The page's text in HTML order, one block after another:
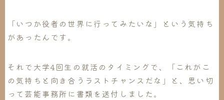
「いつか役者の世界に行ってみたいな」という気持ち
があったんです。
それで大学4回生の就活のタイミングで、「これがこ
の気持ちと向き合うラストチャンスだな 」と、思い切
って芸能事務所に書類を送付しました。